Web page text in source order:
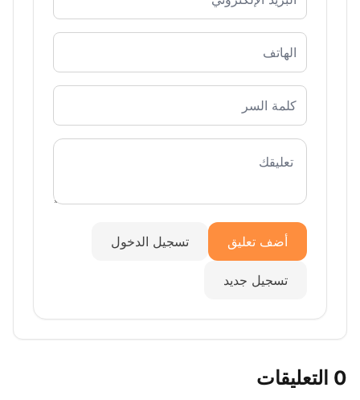
أضف تعليق تسجيل الدخول
تسجيل جديد
0 التعليقات